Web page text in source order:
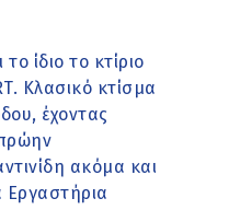
ίδιο το κτίριο
Κλασικό κτίσμα
έχοντας
ακόμα και
Εργαστήρια